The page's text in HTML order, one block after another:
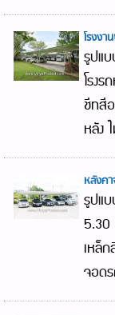
โรงง
รูปแ
โรง
ชีทสี
หลัง
หลังค
รูปแบ
5.30
เหล็
จอดร